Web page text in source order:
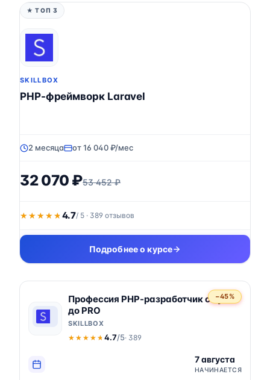
★ ТОП 3
SKILLBOX
PHP-фреймворк Laravel
2 месяца от 16 040 ₽/мес
32 070 ₽53 452 ₽
★★★★★
★★★★★ 4.7/ 5 · 389 отзывов
Подробнее о курсе
−45%
Профессия PHP-разработчик с нуля
до PRO
SKILLBOX
★★★★★
★★★★★ 4.7/5· 389
7 августа
НАЧИНАЕТСЯ